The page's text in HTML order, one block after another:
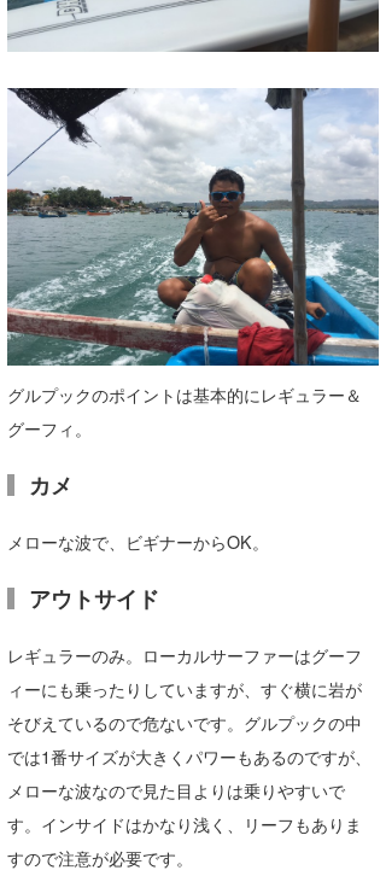
グルプックのポイントは基本的にレギュラー＆
グーフィ。
カメ
メローな波で、ビギナーからOK。
アウトサイド
レギュラーのみ。ローカルサーファーはグーフ
ィーにも乗ったりしていますが、すぐ横に岩が
そびえているので危ないです。グルプックの中
では1番サイズが大きくパワーもあるのですが、
メローな波なので見た目よりは乗りやすいで
す。インサイドはかなり浅く、リーフもありま
すので注意が必要です。